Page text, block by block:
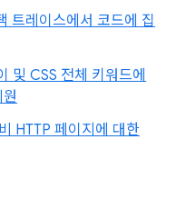
트레이스에서 코드에 집
및 CSS 전체 키워드에
HTTP 페이지에 대한